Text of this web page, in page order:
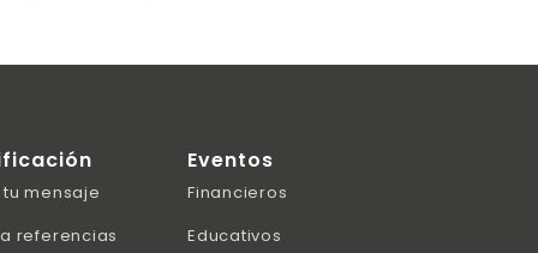
mensaje
referencias
Eventos
Financieros
Educativos